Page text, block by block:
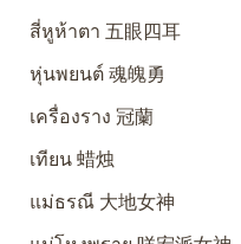
สี่หูห้าตา 五眼四耳
หุ่นพยนต์ 魂魄勇
เครื่องราง 冠蘭
เทียน 蜡烛
แม่ธรณี 大地女神